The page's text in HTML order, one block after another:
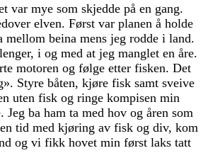
var mye som skjedde på en gang.
elven. Først var planen å holde
mellom beina mens jeg rodde i land.
i og med at jeg manglet en åre.
motoren og følge etter fisken. Det
Styre båten, kjøre fisk samt sveive
uten fisk og ringe kompisen min
Jeg ba ham ta med hov og åren som
tid med kjøring av fisk og div, kom
og vi fikk hovet min først laks tatt